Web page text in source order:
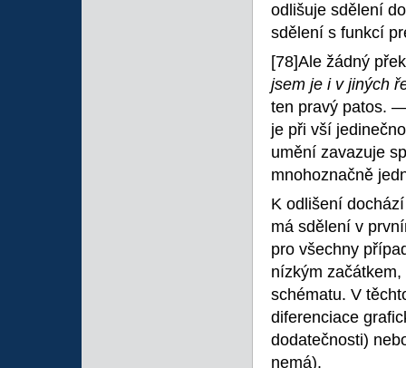
odlišuje sdělení
sdělení s funkcí
[78]Ale žádný
jsem je i v jiných
ten pravý patos.
je při vší
umění zavazuje
mnohoznačně
K odlišení
má sdělení v
pro všechny
nízkým
schématu. V
diferenciace
dodatečnosti)
nemá).